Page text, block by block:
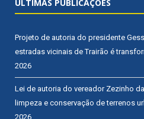
ÚLTIMAS PUBLICAÇÕES
Projeto de autoria do presidente
estradas vicinais de Trairão é
2026
Lei de autoria do vereador Zezinho
limpeza e conservação de terrenos
2026